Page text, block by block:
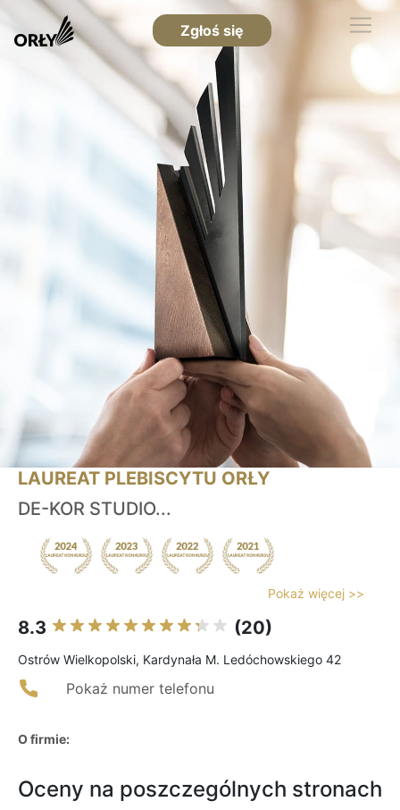
Zgłoś się
LAUREAT PLEBISCYTU ORŁY
DE-KOR STUDIO...
Pokaż więcej >>
8.3 (20)
Ostrów Wielkopolski, Kardynała M. Ledóchowskiego 42
Pokaż numer telefonu
O firmie:
Oceny na poszczególnych stronach